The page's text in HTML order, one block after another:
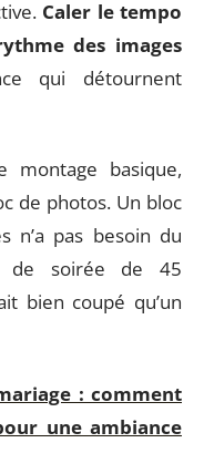
Caler le tempo
des images
qui détournent
montage basique,
de photos. Un bloc
n’a pas besoin du
de soirée de 45
bien coupé qu’un
: comment
une ambiance